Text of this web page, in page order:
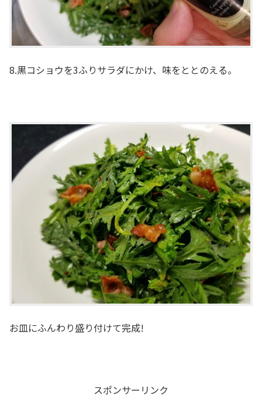
8.黒コショウを3ふりサラダにかけ、味をととのえる。
お皿にふんわり盛り付けて完成!
スポンサーリンク